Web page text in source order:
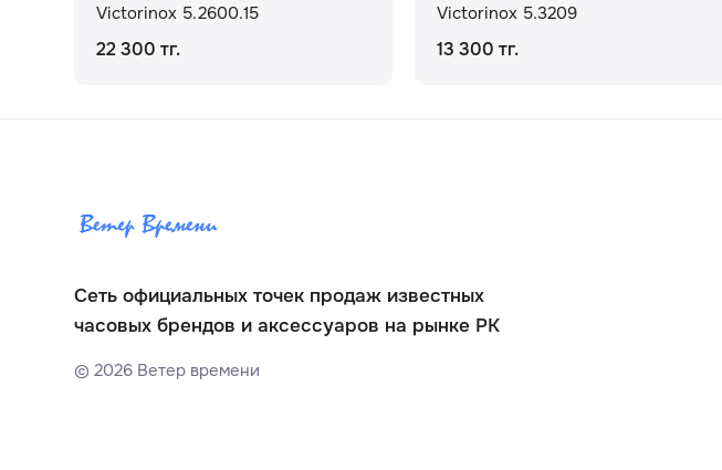
Victorinox 5.2600.15
22 300 тг.
Victorinox 5.3209
13 300 тг.
Сеть официальных точек продаж известных
часовых брендов и аксессуаров на рынке РК
©2026 Ветер времени